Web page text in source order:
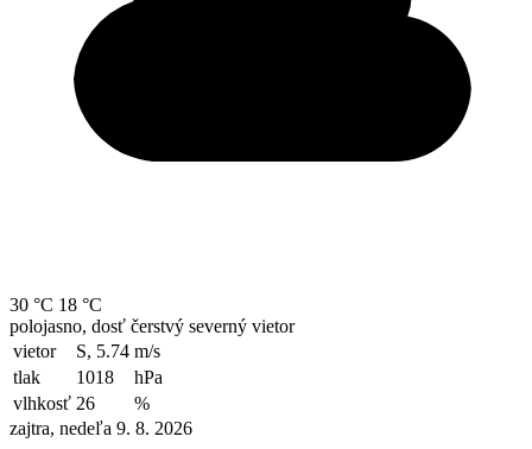
30 °C 18 °C
polojasno, dosť čerstvý severný vietor
vietor
S, 5.74 m/s
tlak
1018
hPa
vlhkosť 26
%
zajtra, nedeľa 9. 8. 2026